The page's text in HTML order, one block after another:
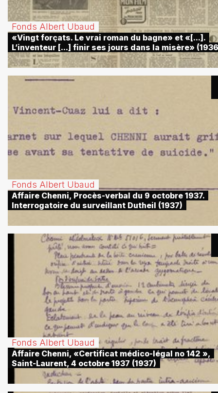
Fonds Albert Ubaud
«Vingt forçats. Le vrai roman du bagne» et «[...].
L’inventeur [...] finir ses jours dans la misère»
Fonds Albert Ubaud
Affaire Chenni, Procès-verbal du 9 octobre 1937.
Interrogatoire du surveillant Dutheil (1937)
Fonds Albert Ubaud
Affaire Chenni, «Certificat médico-légal no 142 »,
Saint-Laurent, 4 octobre 1937 (1937)